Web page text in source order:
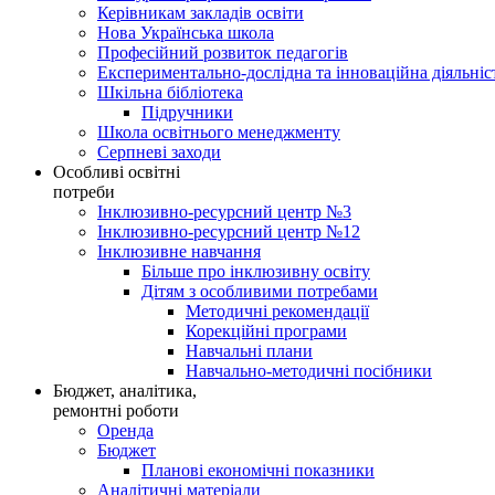
Керівникам закладів освіти
Нова Українська школа
Професійний розвиток педагогів
Експериментально-дослідна та інноваційна
Шкільна бібліотека
Підручники
Школа освітнього менеджменту
Серпневі заходи
Особливі освітні
потреби
Інклюзивно-ресурсний центр №3
Інклюзивно-ресурсний центр №12
Інклюзивне навчання
Більше про інклюзивну освіту
Дітям з особливими потребами
Методичні рекомендації
Корекційні програми
Навчальні плани
Навчально-методичні посібники
Бюджет, аналітика,
ремонтні роботи
Оренда
Бюджет
Планові економічні показники
Аналітичні матеріали